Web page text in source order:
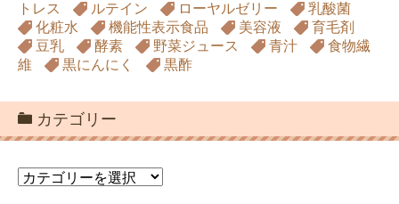
トレス
ルテイン ローヤルゼリー
乳酸菌
化粧水
機能性表示食品 美容液
育毛剤
豆乳
酵素 野菜ジュース 青汁
食物繊
維
黒にんにく 黒酢
カテゴリー
カ